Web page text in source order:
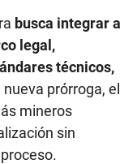
busca integrar a
legal,
técnicos,
prórroga, el
mineros
sin